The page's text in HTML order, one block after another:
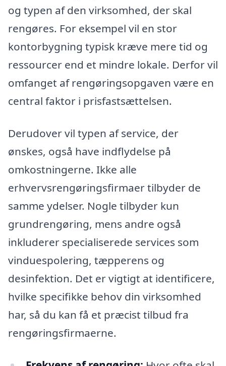
og typen af den virksomhed, der skal
rengøres. For eksempel vil en stor
kontorbygning typisk kræve mere tid og
ressourcer end et mindre lokale. Derfor vil
omfanget af rengøringsopgaven være en
central faktor i prisfastsættelsen.
Derudover vil typen af service, der
ønskes, også have indflydelse på
omkostningerne. Ikke alle
erhvervsrengøringsfirmaer tilbyder de
samme ydelser. Nogle tilbyder kun
grundrengøring, mens andre også
inkluderer specialiserede services som
vinduespolering, tæpperens og
desinfektion. Det er vigtigt at identificere,
hvilke specifikke behov din virksomhed
har, så du kan få et præcist tilbud fra
rengøringsfirmaerne.